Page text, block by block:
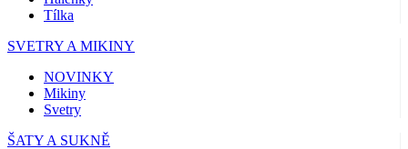
Tílka
SVETRY A MIKINY
NOVINKY
Mikiny
Svetry
ŠATY A SUKNĚ